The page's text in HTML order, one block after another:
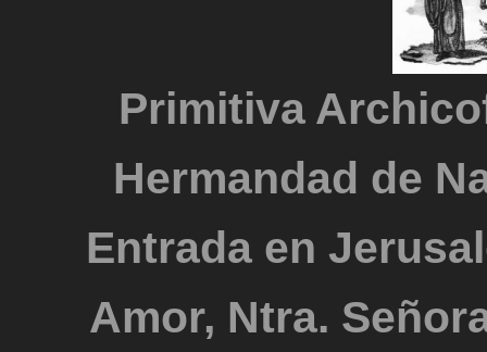
Primitiva
Hermandad de
Entrada en
Amor, Ntra.